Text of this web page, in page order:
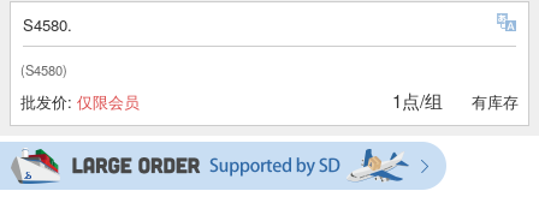
S4580.
(S4580)
批发价: 仅限会员 1点/组 有库存